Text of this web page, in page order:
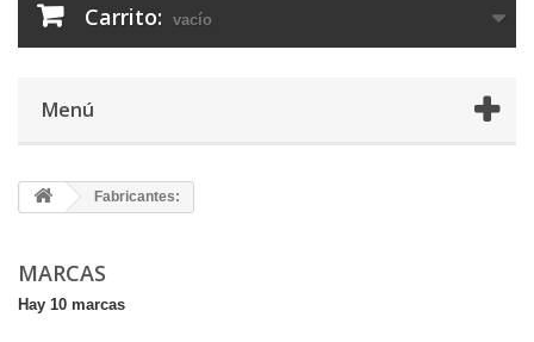
Carrito: vacío
Menú
Fabricantes:
MARCAS
Hay 10 marcas